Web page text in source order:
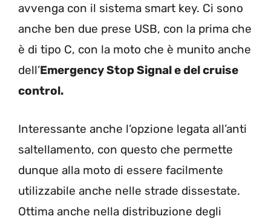
avvenga con il sistema smart key. Ci sono
anche ben due prese USB, con la prima che
è di tipo C, con la moto che è munito anche
dell’Emergency Stop Signal e del cruise
control.
Interessante anche l’opzione legata all’anti
saltellamento, con questo che permette
dunque alla moto di essere facilmente
utilizzabile anche nelle strade dissestate.
Ottima anche nella distribuzione degli